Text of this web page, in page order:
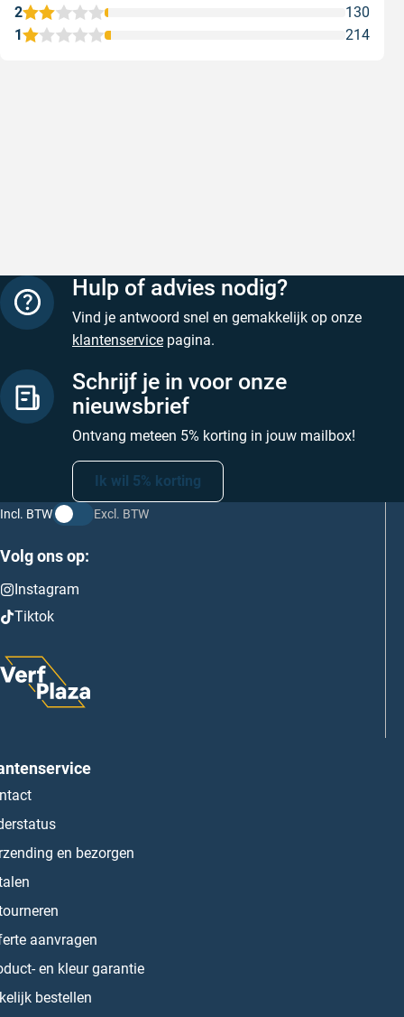
1 214
2 130
Hulp of advies nodig?
Vind je antwoord snel en gemakkelijk op onze
klantenservice pagina.
Schrijf je in voor onze
nieuwsbrief
Ontvang meteen 5% korting in jouw mailbox!
Ik wil 5% korting
Incl. BTW Excl. BTW
Volg ons op:
Instagram
Tiktok
en bezorgen
aanvragen
en kleur garantie
bestellen